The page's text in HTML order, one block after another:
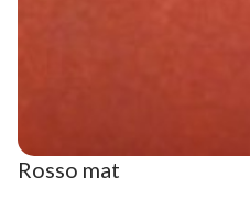
Rosso mat